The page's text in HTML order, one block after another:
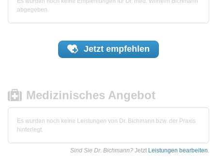
abgegeben.
Jetzt empfehlen
Medizinisches Angebot
Es wurden noch keine Leistungen von Dr. Bichmann bzw. der Praxis
hinterlegt.
Sind Sie Dr. Bichmann? Jetzt Leistungen bearbeiten.